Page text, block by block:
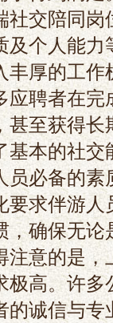
社交陪同岗
及个人能力
丰厚的工作
应聘者在完
甚至获得长
基本的社
员必备的素
要求伴游人
，确保无论
注意的是，
极高。许多
的诚信与专